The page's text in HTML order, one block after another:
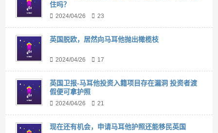
住吗？
2024/04/26 23
英国脱欧，居然向马耳他抛出橄榄枝
2024/04/26 17
英国卫报-马耳他投资入籍项目存在漏洞 投资者渡
假便可拿护照
2024/04/26 21
现在还有机会，申请马耳他护照还能移民英国